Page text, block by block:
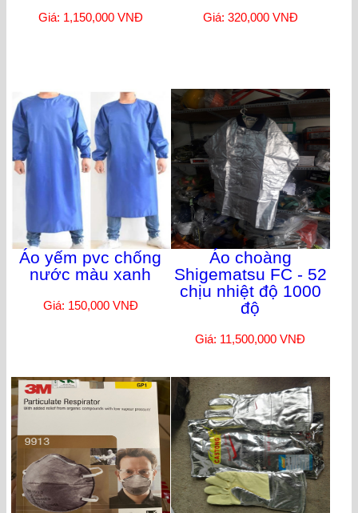
Giá: 1,150,000 VNĐ Giá: 320,000 VNĐ
Áo yếm pvc chống
nước màu xanh
Giá: 150,000 VNĐ
Áo choàng
Shigematsu FC - 52
chịu nhiệt độ 1000
độ
Giá: 11,500,000 VNĐ